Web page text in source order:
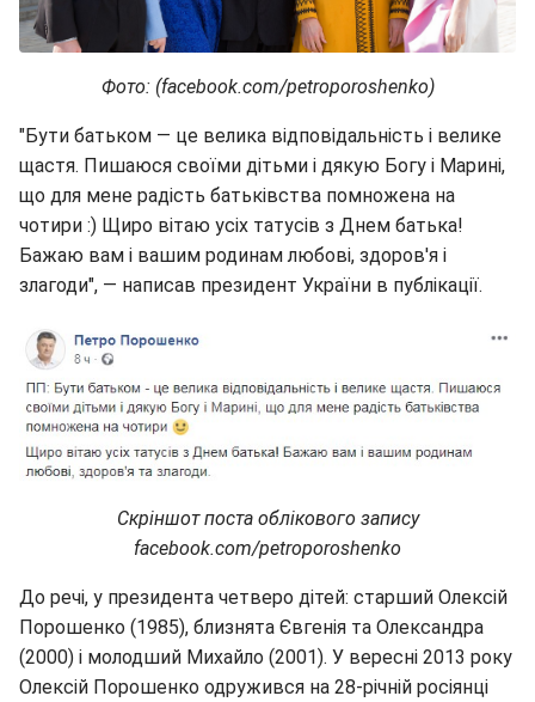
Фото: (facebook.com/petroporoshenko)
"Бути батьком — це велика відповідальність і велике
щастя. Пишаюся своїми дітьми і дякую Богу і Марині,
що для мене радість батьківства помножена на
чотири :) Щиро вітаю усіх татусів з Днем батька!
Бажаю вам і вашим родинам любові, здоров'я і
злагоди", — написав президент України в публікації.
Скріншот поста облікового запису
facebook.com/petroporoshenko
До речі, у президента четверо дітей: старший Олексій
Порошенко (1985), близнята Євгенія та Олександра
(2000) і молодший Михайло (2001). У вересні 2013 року
Олексій Порошенко одружився на 28-річній росіянці